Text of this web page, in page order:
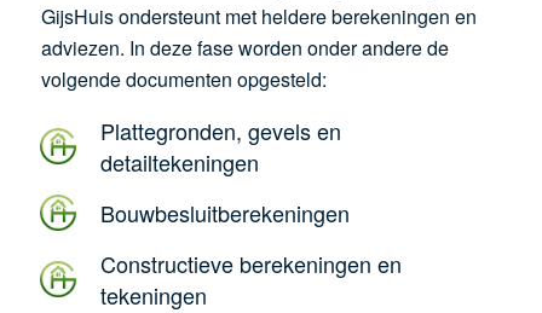
GijsHuis ondersteunt met heldere berekeningen en
adviezen. In deze fase worden onder andere de
volgende documenten opgesteld:
Plattegronden, gevels en
detailtekeningen
Bouwbesluitberekeningen
Constructieve berekeningen en
tekeningen